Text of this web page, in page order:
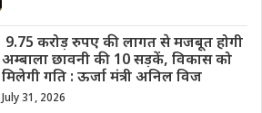
9.75 करोड़ रुपए की लागत से मजबूत होगी
अम्बाला छावनी की 10 सड़कें, विकास को
मिलेगी गति : ऊर्जा मंत्री अनिल विज
July 31, 2026